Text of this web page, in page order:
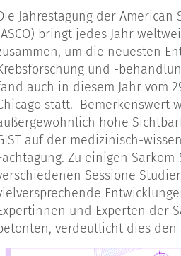
Jahrestagung der American
bringt jedes Jahr
um die neuesten
und -
auch in diesem Jahr vom
statt. Bemerkenswert
hohe
auf der medizinisch-
Zu einigen
Sessione
und Experten der
verdeutlicht dies den